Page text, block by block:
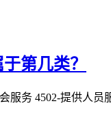
第几类？
务 4502-提供人员